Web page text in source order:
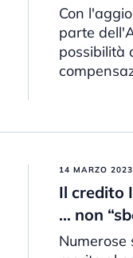
Con
parte
possibilità
14 MARZO 2023
Il credito
… non
Numerose